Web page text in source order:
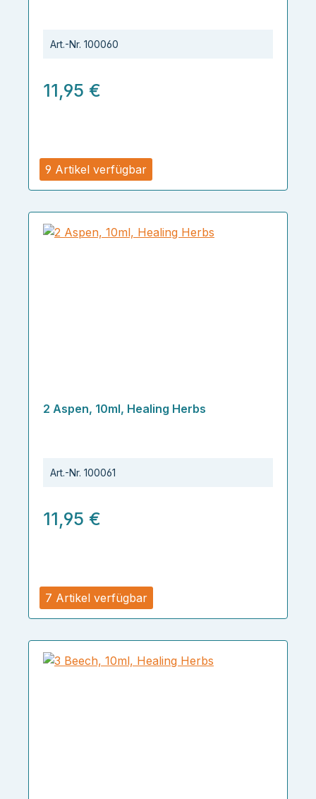
9 Artikel verfügbar
Art.-Nr. 100060
11,95 €
7 Artikel verfügbar
2 Aspen, 10ml, Healing Herbs
Art.-Nr. 100061
11,95 €